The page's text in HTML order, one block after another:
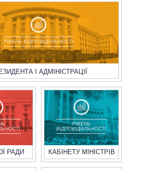
РІВЕНЬ ВІДПОВІДАЛЬНОСТІ
І АДМІНІСТРАЦІЇ
РАДИ
РІВЕНЬ
ВІДПОВІДАЛЬНОСТІ
КАБІНЕТУ МІНІСТРІВ